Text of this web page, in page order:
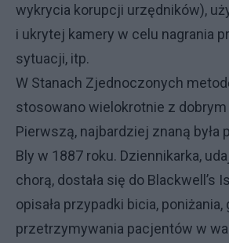
wykrycia korupcji urzędników),
i ukrytej kamery w celu nagrania
sytuacji, itp.
W Stanach Zjednoczonych
stosowano wielokrotnie z
Pierwszą, najbardziej znaną była
Bly w 1887 roku. Dziennikarka,
chorą, dostała się do Blackwell’s
opisała przypadki bicia, poniżania,
przetrzymywania pacjentów w